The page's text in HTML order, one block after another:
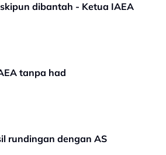
dibantah - Ketua IAEA
tanpa had
rundingan dengan AS